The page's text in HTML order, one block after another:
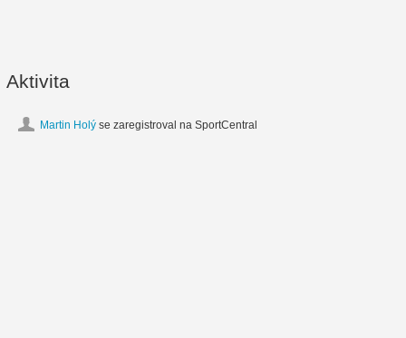
Aktivita
Martin Holý se zaregistroval na SportCentral